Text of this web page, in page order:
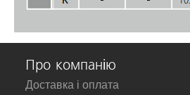
Про компанію
Доставка і оплата